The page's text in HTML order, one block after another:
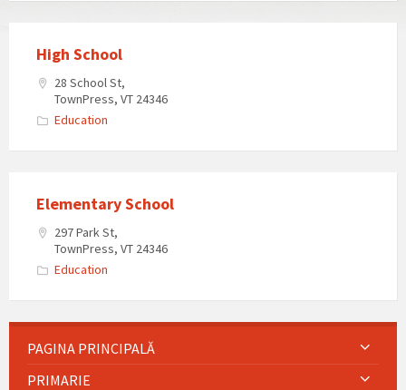
High School
28 School St,
TownPress, VT 24346
Education
Elementary School
297 Park St,
TownPress, VT 24346
Education
PAGINA PRINCIPALĂ
PRIMARIE